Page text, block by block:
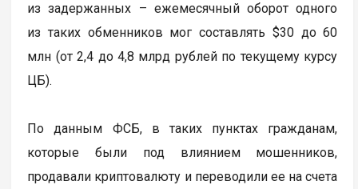
из задержанных – ежемесячный оборот одного
из таких обменников мог составлять $30 до 60
млн (от 2,4 до 4,8 млрд рублей по текущему курсу
ЦБ).
По данным ФСБ, в таких пунктах гражданам,
которые были под влиянием мошенников,
продавали криптовалюту и переводили ее на счета